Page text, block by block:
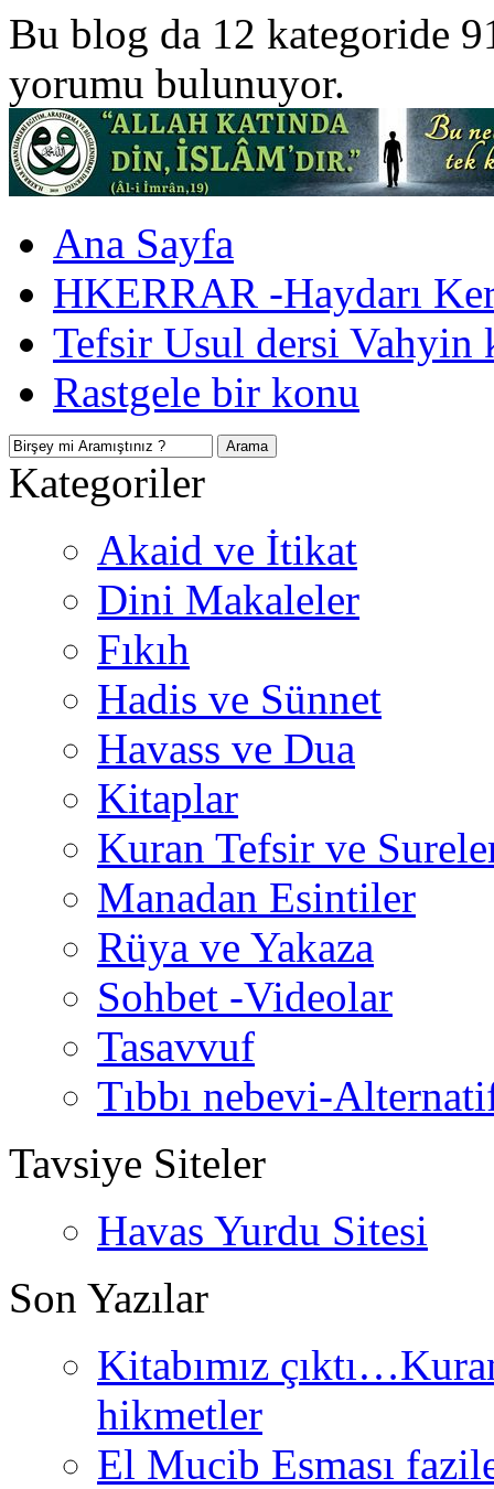
Bu blog da 12 kategoride
yorumu bulunuyor.
Ana Sayfa
HKERRAR -Haydarı
Tefsir Usul dersi Vahyin
Rastgele bir konu
Kategoriler
Akaid ve İtikat
Dini Makaleler
Fıkıh
Hadis ve Sünnet
Havass ve Dua
Kitaplar
Kuran Tefsir ve
Manadan Esintiler
Rüya ve Yakaza
Sohbet -Videolar
Tasavvuf
Tıbbı nebevi-
Tavsiye Siteler
Havas Yurdu Sitesi
Son Yazılar
Kitabımız
hikmetler
El Mucib Esması